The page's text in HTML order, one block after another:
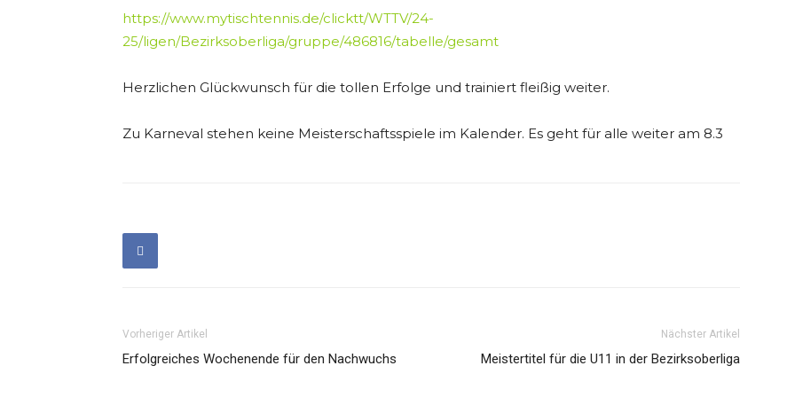
https://www.mytischtennis.de/clicktt/WTTV/24-
25/ligen/Bezirksoberliga/gruppe/486816/tabelle/gesamt
Herzlichen Glückwunsch für die tollen Erfolge und trainiert fleißig weiter.
Zu Karneval stehen keine Meisterschaftsspiele im Kalender. Es geht für alle weiter am 8.3
Vorheriger Artikel
Erfolgreiches Wochenende für den Nachwuchs
Nächster Artikel
Meistertitel für die U11 in der Bezirksoberliga